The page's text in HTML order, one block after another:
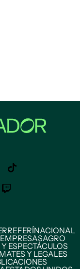
REFERÍNACIONAL
AGRO
ESPECTÁCULOS
Y LEGALES